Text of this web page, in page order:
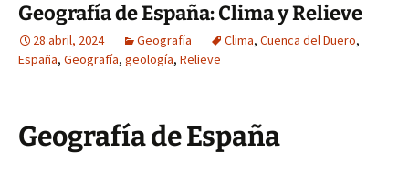
Geografía de España: Clima y Relieve
28 abril, 2024 Geografía Clima, Cuenca del Duero,
España, Geografía, geología, Relieve
Geografía de España